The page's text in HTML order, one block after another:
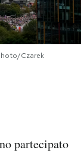
Czarek
partecipato